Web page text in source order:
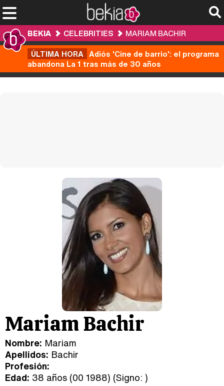
BEKIA CELEBRITIES
MARIAM BACHIR
ÚLTIMA HORA Adiós 'Cine de barrio': el programa
abandona La 1 tras más de 30 años
Mariam Bachir
Nombre: Mariam
Apellidos: Bachir
Profesión:
Edad: 38 años (00 1988) (Signo: )